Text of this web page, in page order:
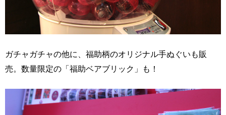
ガチャガチャの他に、福助柄のオリジナル手ぬぐいも販
売。数量限定の「福助ベアブリック」も！